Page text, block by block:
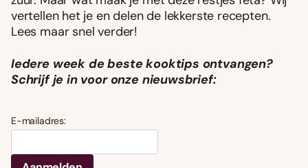
vertellen het je en delen de lekkerste recepten.
Lees maar snel verder!
Iedere week de beste kooktips ontvangen?
Schrijf je in voor onze nieuwsbrief:
E-mailadres: